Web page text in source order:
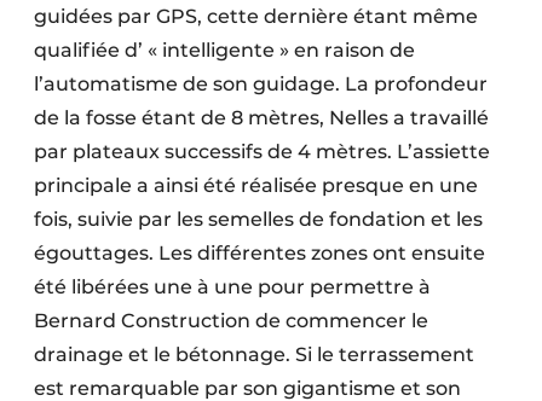
guidées par GPS, cette dernière étant même
qualifiée d’ « intelligente » en raison de
l’automatisme de son guidage. La profondeur
de la fosse étant de 8 mètres, Nelles a travaillé
par plateaux successifs de 4 mètres. L’assiette
principale a ainsi été réalisée presque en une
fois, suivie par les semelles de fondation et les
égouttages. Les différentes zones ont ensuite
été libérées une à une pour permettre à
Bernard Construction de commencer le
drainage et le bétonnage. Si le terrassement
est remarquable par son gigantisme et son